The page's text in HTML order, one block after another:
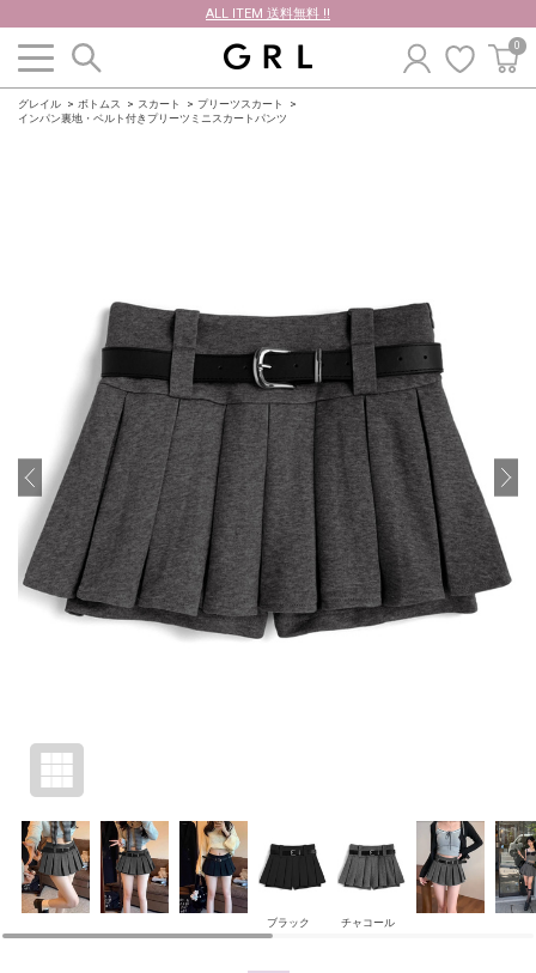
ALL ITEM 送料無料 !!
0
グレイル ボトムス スカート
プリーツスカート
インパン裏地・ベルト付きプリーツミニスカートパンツ
ブラック チャコール